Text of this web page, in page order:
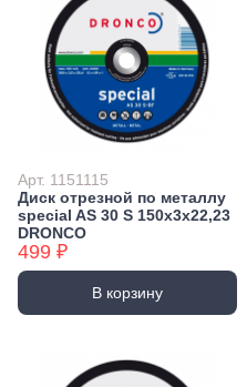
Арт. 1151115
Диск отрезной по металлу
special AS 30 S 150х3х22,23
DRONCO
499 ₽
В корзину